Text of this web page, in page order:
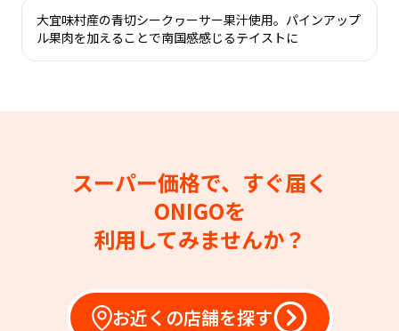
大宜味村産の青切シークヮーサー果汁使用。パインアップ
ル果肉を加えることで南国感感じるテイストに
スーパー価格で、すぐ届く
ONIGOを
利用してみませんか？
お近くの店舗を探す